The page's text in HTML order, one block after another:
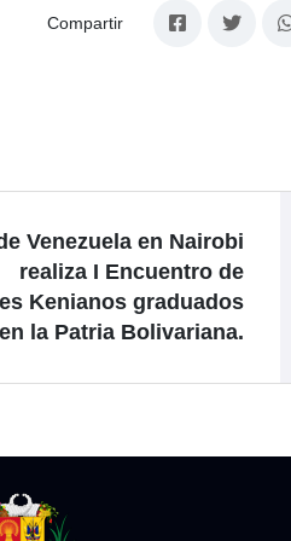
Compartir
Venezuela en Nairobi
realiza I Encuentro de
Kenianos graduados
en la Patria Bolivariana.